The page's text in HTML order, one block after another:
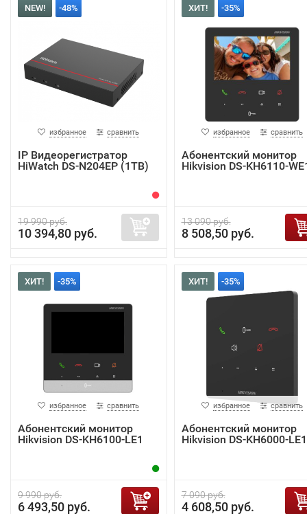
NEW! -48%
избранное сравнить
IP Видеорегистратор
HiWatch DS-N204EP (1TB)
19 990 руб.
10 394,80 руб.
ХИТ! -35%
избранное сравнить
Абонентский монитор
Hikvision DS-KH6110-
13 090 руб.
8 508,50 руб.
ХИТ! -35%
избранное сравнить
Абонентский монитор
Hikvision DS-KH6100-LE1
9 990 руб.
6 493,50 руб.
ХИТ! -35%
избранное сравнить
Абонентский монитор
Hikvision DS-KH6000-LE1
7 090 руб.
4 608,50 руб.